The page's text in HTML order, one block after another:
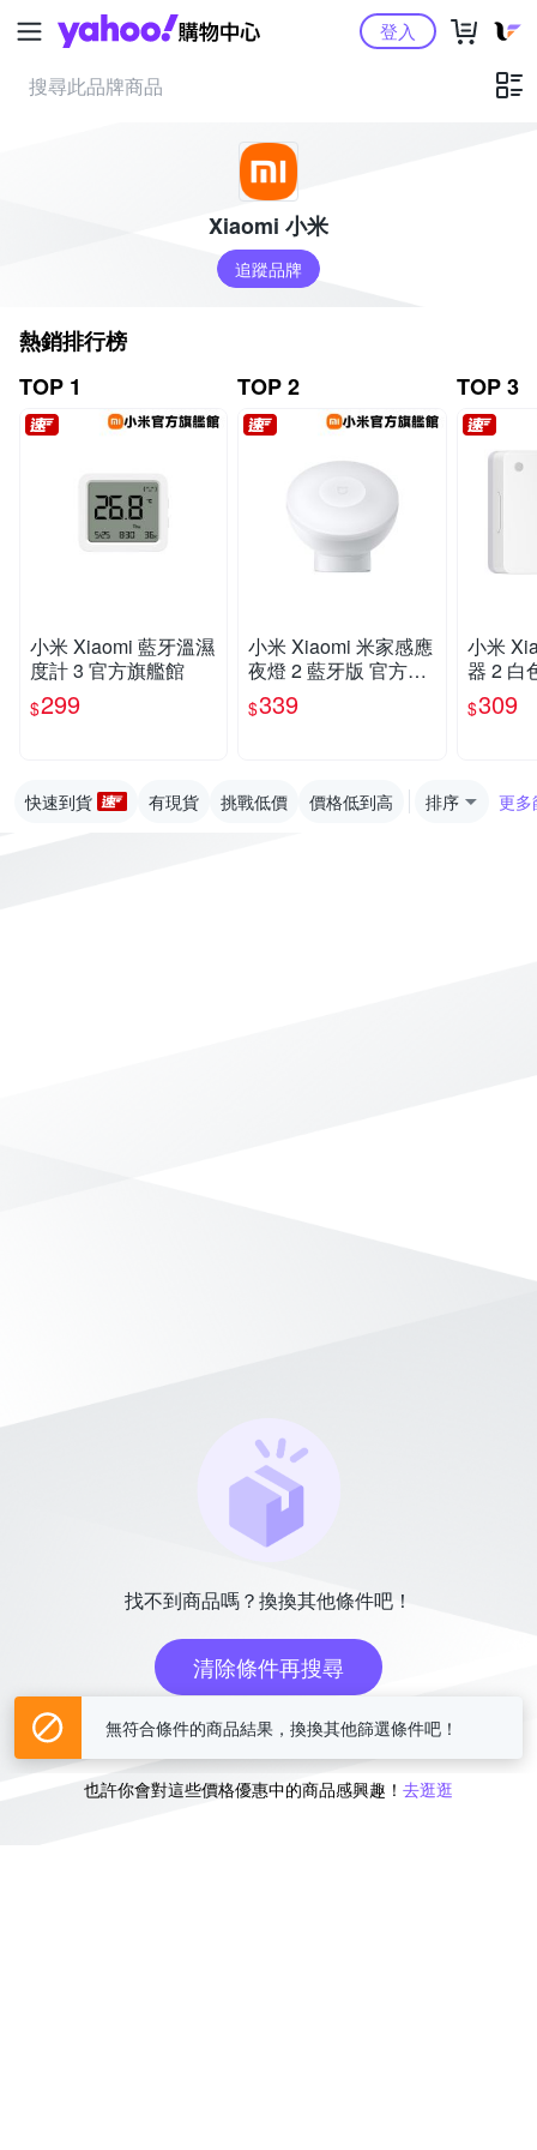
Yahoo購物中心登入
Xiaomi 小米
追蹤品牌
熱銷排行榜
TOP 1
小米 Xiaomi 藍牙溫濕
度計 3 官方旗艦館
$299
TOP 2
小米 Xiaomi 米家感應
夜燈 2 藍牙版 官方旗
艦館
$339
TOP 3
小米
器 2 白
$309
快速到貨 有現貨 挑戰低價 價格低到高 排序 更多
找不到商品嗎？換換其他條件吧！
清除條件再搜尋
或
也許你會對這些價格優惠中的商品感興趣！ 去逛逛
無符合條件的商品結果，換換其他篩選條件吧！